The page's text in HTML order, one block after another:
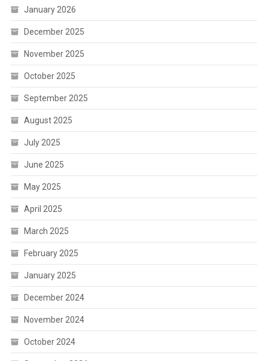
January 2026
December 2025
November 2025
October 2025
September 2025
August 2025
July 2025
June 2025
May 2025
April 2025
March 2025
February 2025
January 2025
December 2024
November 2024
October 2024